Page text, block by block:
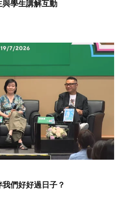
學生講解互動
們好好過日子？